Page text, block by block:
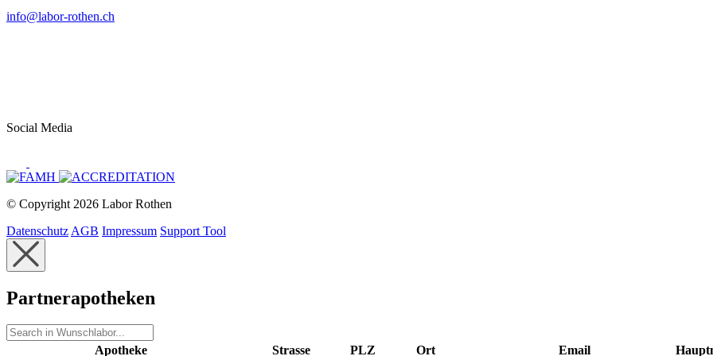
info@labor-rothen.ch
Social Media
© Copyright 2026 Labor Rothen
Datenschutz AGB Impressum Support Tool
Partnerapotheken
Apotheke Strasse PLZ Ort Email